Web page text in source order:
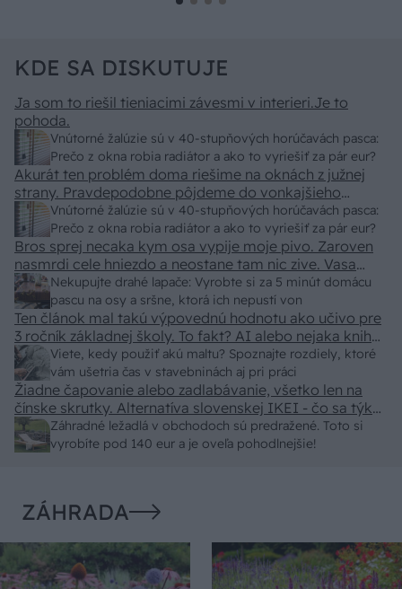
KDE SA DISKUTUJE
Vnútorné žalúzie sú v 40-stupňových horúčavách pasca:
Prečo z okna robia radiátor a ako to vyriešiť za pár eur?
Ja som to riešil tieniacimi závesmi v interieri.Je to
pohoda.
Vnútorné žalúzie sú v 40-stupňových horúčavách pasca:
Prečo z okna robia radiátor a ako to vyriešiť za pár eur?
Akurát ten problém doma riešime na oknách z južnej
strany. Pravdepodobne pôjdeme do vonkajšieho
tienenia na spôsob markízy 250x150cm. Čínsky
predajcovia idú okolo 100 eur kus.
Nekupujte drahé lapače: Vyrobte si za 5 minút domácu
pascu na osy a sršne, ktorá ich nepustí von
Bros sprej necaka kym osa vypije moje pivo. Zaroven
nasmrdi cele hniezdo a neostane tam nic zive. Vasa
pasca naucinke moc efektivne. Skor pritiahne slimaky
Viete, kedy použiť akú maltu? Spoznajte rozdiely, ktoré
vám ušetria čas v stavebninách aj pri práci
Ten článok mal takú výpovednú hodnotu ako učivo pre
3 ročník základnej školy. To fakt? AI alebo nejaka kniha
z VŠ? Dnešné rychlotvrdnuce malty - pevnosť 40 Mpa a
doba schnutia tak 15 minut , k tomu vodotesné s
kryštálikou. A rozdiel - schnutie a zretie. Nič?
Záhradné ležadlá v obchodoch sú predražené. Toto si
vyrobíte pod 140 eur a je oveľa pohodlnejšie!
Žiadne čapovanie alebo zadlabávanie, všetko len na
čínske skrutky. Alternatíva slovenskej IKEI - čo sa týka
pevnosti. Autor si nedal veľa námahy s remeselným
spracovaním, škoda. No lepšie než ten odpad z DTD
ZÁHRADA